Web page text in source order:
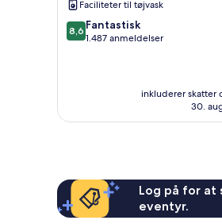
Faciliteter til tøjvask
8.6
ud
8,6 Fantastisk
1.487 anmeldelser
inkluderer skatter
30.
Log på for
eventyr.